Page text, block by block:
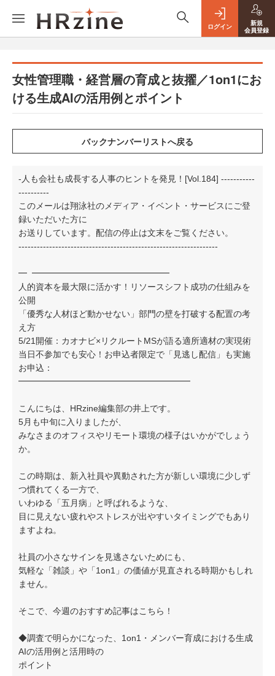
ログイン
新規
会員登録
女性管理職・経営層の育成と抜擢／1on1にお
ける生成AIの活用例とポイント
-人も会社も成長する人事のヒントを発見！[Vol.184] -----------
----------
このメールは翔泳社のメディア・イベント・サービスにご登
録いただいた方に
お送りしています。配信の停止は文末をご覧ください。
-----------------------------------------------------------------
━ ━━━━━━━━━━━━━━━━
人的資本を最大限に活かす！リソースシフト成功の仕組みを
公開
「優秀な人材ほど動かせない」部門の壁を打破する配置の考
え方
5/21開催：カオナビ×リクルートMSが語る適所適材の実現術
当日不参加でも安心！お申込者限定で「見逃し配信」も実施
お申込：
━━━━━━━━━━━━━━━━━━━━
こんにちは、HRzine編集部の井上です。
5月も中旬に入りましたが、
みなさまのオフィスやリモート環境の様子はいかがでしょう
か。
この時期は、新入社員や異動された方が新しい環境に少しず
つ慣れてくる一方で、
いわゆる「五月病」と呼ばれるような、
目に見えない疲れやストレスが出やすいタイミングでもあり
ますよね。
社員の小さなサインを見逃さないためにも、
気軽な「雑談」や「1on1」の価値が見直される時期かもしれ
ません。
そこで、今週のおすすめ記事はこちら！
◆調査で明らかになった、1on1・メンバー育成における生成
AIの活用例と活用時の
ポイント